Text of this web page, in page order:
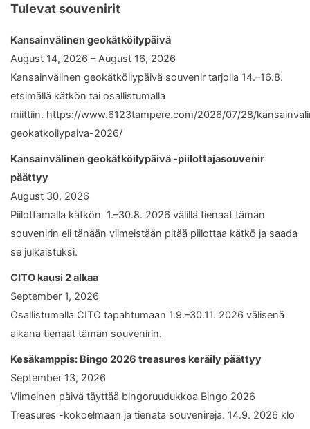
Tulevat souvenirit
Kansainvälinen geokätköilypäivä
August 14, 2026 – August 16, 2026
Kansainvälinen geokätköilypäivä souvenir tarjolla 14.–16.8.
etsimällä kätkön tai osallistumalla
miittiin. https://www.6123tampere.com/2026/07/28/
geokatkoilypaiva-2026/
Kansainvälinen geokätköilypäivä -piilottajasouvenir
päättyy
August 30, 2026
Piilottamalla kätkön 1.–30.8. 2026 välillä tienaat tämän
souvenirin eli tänään viimeistään pitää piilottaa kätkö ja saada
se julkaistuksi.
CITO kausi 2 alkaa
September 1, 2026
Osallistumalla CITO tapahtumaan 1.9.–30.11. 2026 välisenä
aikana tienaat tämän souvenirin.
Kesäkamppis: Bingo 2026 treasures keräily päättyy
September 13, 2026
Viimeinen päivä täyttää bingoruudukkoa Bingo 2026
Treasures -kokoelmaan ja tienata souvenireja. 14.9. 2026 klo